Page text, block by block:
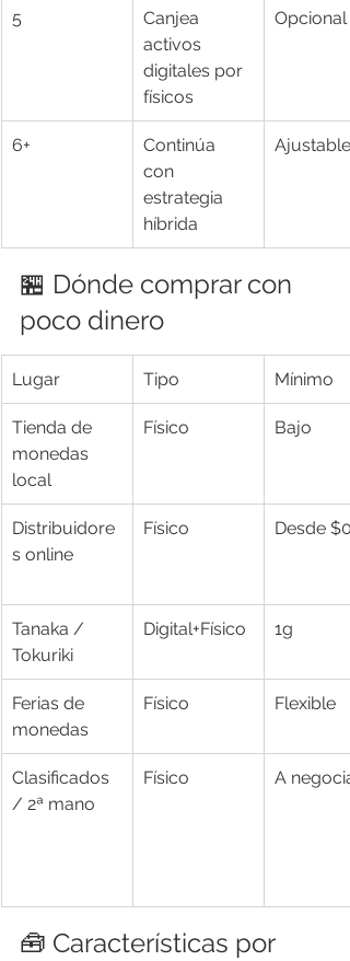
5
Canjea
activos
digitales por
físicos
Opcional
6+
Continúa
con
estrategia
híbrida
Ajustable
🏪 Dónde comprar con
poco dinero
Lugar Tipo Mínimo
Tienda de
monedas
local
Físico Bajo
Distribuidore
s online
Físico Desde $0
Tanaka /
Tokuriki
Digital+Físico 1g
Ferias de
monedas
Físico Flexible
Clasificados
/ 2ª mano
Físico A
🧰 Características por